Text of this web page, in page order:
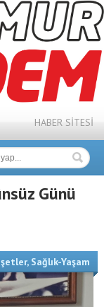
HABER SİTESİ
Günü
, Sağlık-Yaşam